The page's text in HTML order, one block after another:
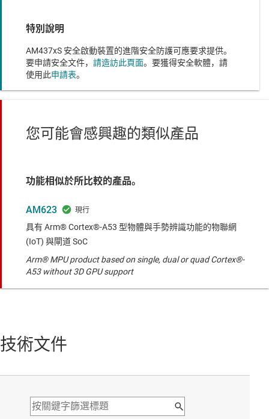
特別說明
AM437xS 安全啟動裝置的進階安全防護可應要求提供。
要申請安全文件， 請造訪此頁面。要獲得安全軟體，請
使用此申請表。
您可能會感興趣的類似產品
功能相似於所比較的產品。
AM623
具有 Arm® Cortex®-A53 型物體與手勢辨識功能的物聯網
(IoT) 與閘道 SoC
Arm® MPU product based on single, dual or quad Cortex®-
A53 without 3D GPU support
技術文件